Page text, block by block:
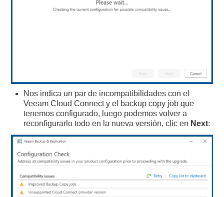
Nos indica un par de incompatibilidades con el
Veeam Cloud Connect y el backup copy job que
tenemos configurado, luego podemos volver a
reconfigurarlo todo en la nueva versión, clic en Next: